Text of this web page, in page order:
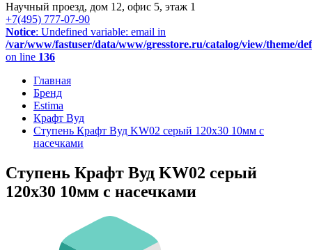
Научный проезд, дом 12, офис 5, этаж 1
+7(495) 777-07-90
Notice: Undefined variable: email in
/var/www/fastuser/data/www/gresstore.ru/catalog/view/theme/
on line 136
Главная
Бренд
Estima
Крафт Вуд
Ступень Крафт Вуд KW02 серый 120x30 10мм с
насечками
Ступень Крафт Вуд KW02 серый
120x30 10мм с насечками